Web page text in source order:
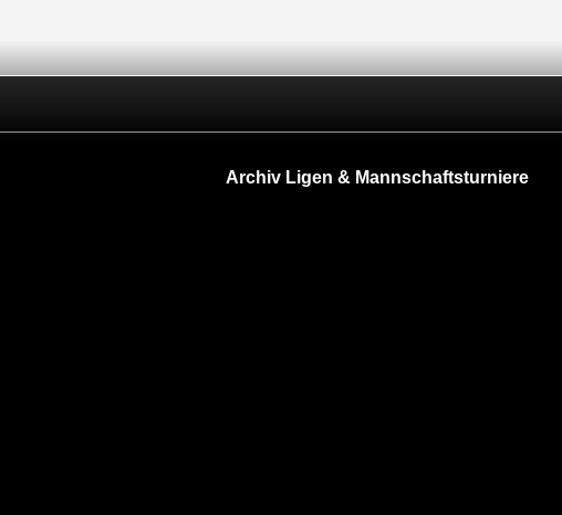
Archiv Ligen & Mannschaftsturniere